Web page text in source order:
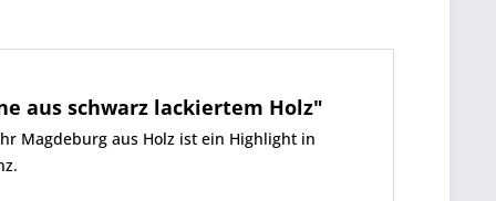
aus schwarz lackiertem Holz"
Magdeburg aus Holz ist ein Highlight in